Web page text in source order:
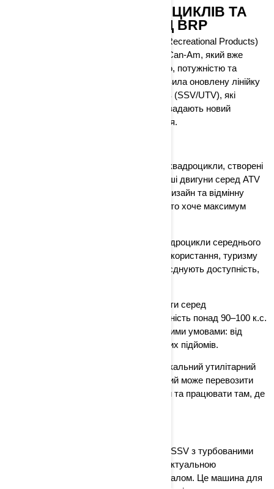
НОВА ЛІНІЙКА КВАДРОЦИКЛІВ ТА
МОТОВСЮДИХОДІВ ВІД BRP
Канадська компанія BRP (Bombardier Recreational Products)
відома у всьому світі завдяки бренду Can-Am, який вже
десятки років асоціюється з надійністю, потужністю та
інноваціями. У 2026 році БРП представила оновлену лінійку
квадроциклів (ATV) та мотовсюдиходів (SSV/UTV), які
вражають своїми характеристиками й задають новий
стандарт у світі техніки для бездоріжжя.
Renegade 1000R та 650 – спортивні квадроцикли, створені
для драйву. Вони мають найпотужніші двигуни серед ATV
Can-Am, підвіску FOX, спортивний дизайн та відмінну
динаміку. Ідеальний вибір для тих, хто хоче максимум
Outlander 500/700 – універсальні квадроцикли середнього
класу, оптимальні для щоденного використання, туризму
та легких робочих завдань. Вони поєднують доступність,
Outlander 850/1000R – справжні гіганти серед
квадроциклів, що розвивають потужність понад 90–100 к.с.
і легко справляються з найскладнішими умовами: від
болотистих маршрутів до кам’янистих підйомів.
Outlander Max 6×6 Backcountry – унікальний утилітарний
квадроцикл із шістьма колесами, який може перевозити
значні вантажі, буксирувати причепи та працювати там, де
Maverick – легендарний спортивний SSV з турбованими
двигунами Rotax (до 200 к.с.), інтелектуальною
трансмісією та Smart-Lok диференціалом. Це машина для